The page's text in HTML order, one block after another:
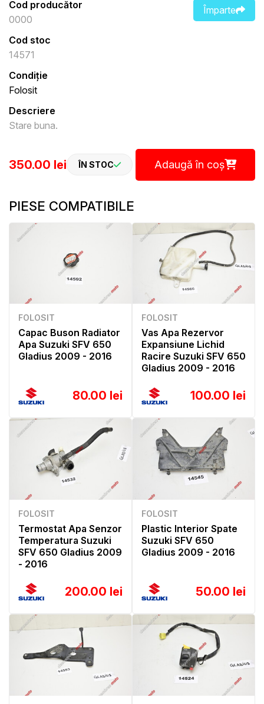
Împarte
Cod producător
0000
Cod stoc
14571
Condiție
Folosit
Descriere
Stare buna.
350.00 lei ÎN STOC Adaugă în coș
PIESE COMPATIBILE
FOLOSIT
Capac Buson Radiator
Apa Suzuki SFV 650
Gladius 2009 - 2016
80.00 lei
FOLOSIT
Vas Apa Rezervor
Expansiune Lichid
Racire Suzuki SFV 650
Gladius 2009 - 2016
100.00 lei
FOLOSIT
Termostat Apa Senzor
Temperatura Suzuki
SFV 650 Gladius 2009
- 2016
200.00 lei
FOLOSIT
Plastic Interior Spate
Suzuki SFV 650
Gladius 2009 - 2016
50.00 lei